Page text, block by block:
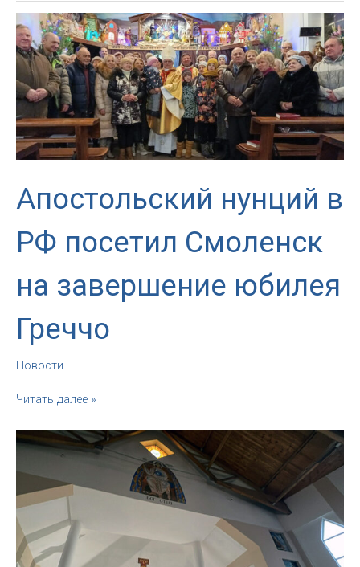
Среда
Апостольский нунций в
РФ посетил Смоленск
на завершение юбилея
Греччо
Новости
Апостольский
нунций
в
РФ
Смоленск
на
завершение
юбилея
Греччо
Читать далее »